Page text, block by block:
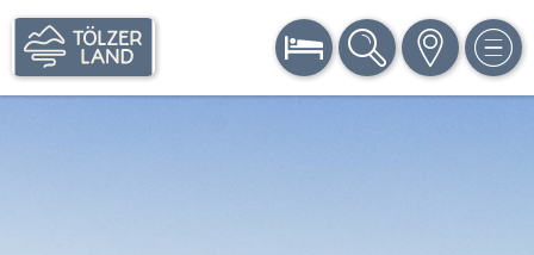
BUCHEN SUCHE KARTE MENÜ